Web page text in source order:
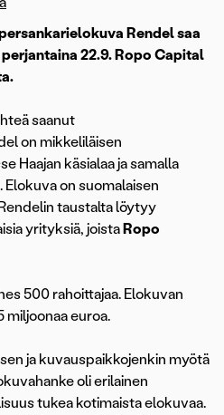
Rendel saa
22.9. Ropo Capital
saanut
on mikkeliläisen
Haajan käsialaa ja samalla
Elokuva on suomalaisen
taustalta löytyy
yrityksiä, joista Ropo
500 rahoittajaa. Elokuvan
miljoonaa euroa.
ja kuvauspaikkojenkin myötä
oli erilainen
tukea kotimaista elokuvaa.